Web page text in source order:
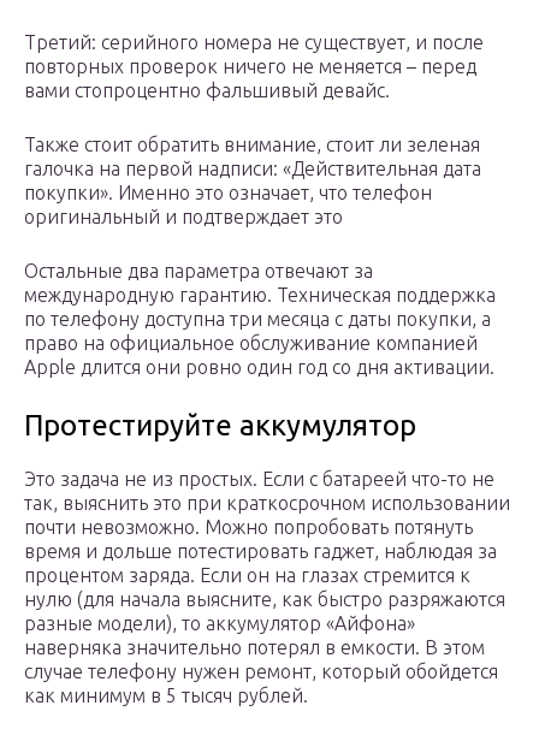
Третий: серийного номера не существует, и после
повторных проверок ничего не меняется – перед
вами стопроцентно фальшивый девайс.
Также стоит обратить внимание, стоит ли зеленая
галочка на первой надписи: «Действительная дата
покупки». Именно это означает, что телефон
оригинальный и подтверждает это
Остальные два параметра отвечают за
международную гарантию. Техническая поддержка
по телефону доступна три месяца с даты покупки, а
право на официальное обслуживание компанией
Apple длится они ровно один год со дня активации.
Протестируйте аккумулятор
Это задача не из простых. Если с батареей что-то не
так, выяснить это при краткосрочном использовании
почти невозможно. Можно попробовать потянуть
время и дольше потестировать гаджет, наблюдая за
процентом заряда. Если он на глазах стремится к
нулю (для начала выясните, как быстро разряжаются
разные модели), то аккумулятор «Айфона»
наверняка значительно потерял в емкости. В этом
случае телефону нужен ремонт, который обойдется
как минимум в 5 тысяч рублей.